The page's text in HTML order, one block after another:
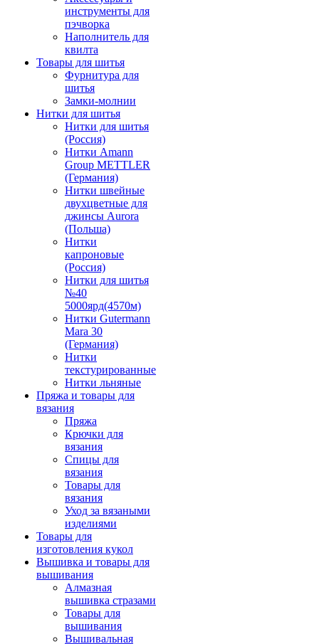
инструменты для
пэчворка
Наполнитель для
квилта
Товары для шитья
Фурнитура для
шитья
Замки-молнии
Нитки для шитья
Нитки для шитья
(Россия)
Нитки Amann
Group METTLER
(Германия)
Нитки швейные
двухцветные для
джинсы Aurora
(Польша)
Нитки
капроновые
(Россия)
Нитки для шитья
№40
5000ярд(4570м)
Нитки Gutermann
Mara 30
(Германия)
Нитки
текстурированные
Нитки льняные
Пряжа и товары для
вязания
Пряжа
Крючки для
вязания
Спицы для
вязания
Товары для
вязания
Уход за вязаными
изделиями
Товары для
изготовления кукол
Вышивка и товары для
вышивания
Алмазная
вышивка стразами
Товары для
вышивания
Вышивальная